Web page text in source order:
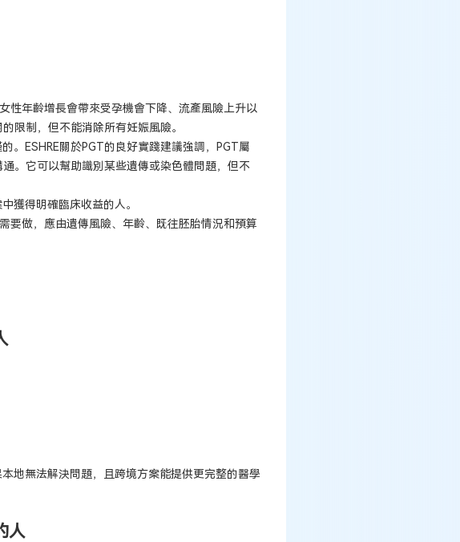
性年齡增長會帶來受孕機會下降、流產風險上升以
限制，但不能消除所有妊娠風險。
。ESHRE關於PGT的良好實踐建議強調，PGT屬
。它可以幫助識別某些遺傳或染色體問題，但不
獲得明確臨床收益的人。
要做，應由遺傳風險、年齡、既往胚胎情況和預算
地無法解決問題，且跨境方案能提供更完整的醫學
人